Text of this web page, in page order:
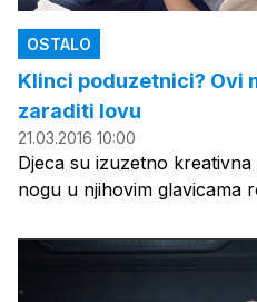
OSTALO
Klinci poduzetnici? Ovi
zaraditi lovu
21.03.2016 10:00
Djeca su izuzetno
nogu u njihovim glavicama